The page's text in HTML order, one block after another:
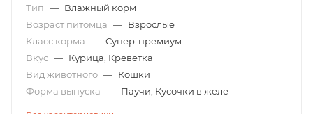
Тип — Влажный корм
Возраст питомца — Взрослые
Класс корма — Супер-премиум
Вкус — Курица, Креветка
Вид животного — Кошки
Форма выпуска — Паучи, Кусочки в желе